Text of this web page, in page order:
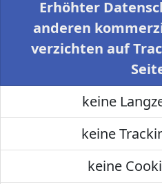
Erhöhter
anderen
verzichten auf
keine
keine
keine